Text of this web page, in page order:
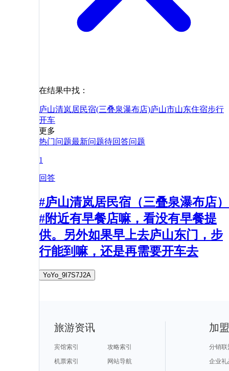
在结果中找：
庐山清岚居民宿(三叠泉瀑布店)庐山市山东住宿步行
开车
更多
热门问题最新问题待回答问题
1
回答
#庐山清岚居民宿（三叠泉瀑布店）
#附近有早餐店嘛，看没有早餐提
供。另外如果早上去庐山东门，步
行能到嘛，还是再需要开车去
YoYo_9I7S7J2A
旅游资讯
宾馆索引
攻略索引
机票索引
网站导航
加
分销联
企业礼